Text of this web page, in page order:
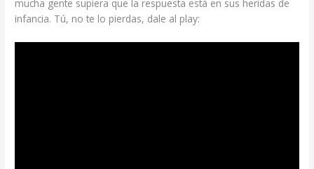
mucha gente supiera que la respuesta está en sus heridas de
infancia. Tú, no te lo pierdas, dale al play: